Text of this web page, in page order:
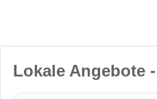
Lokale Angebote